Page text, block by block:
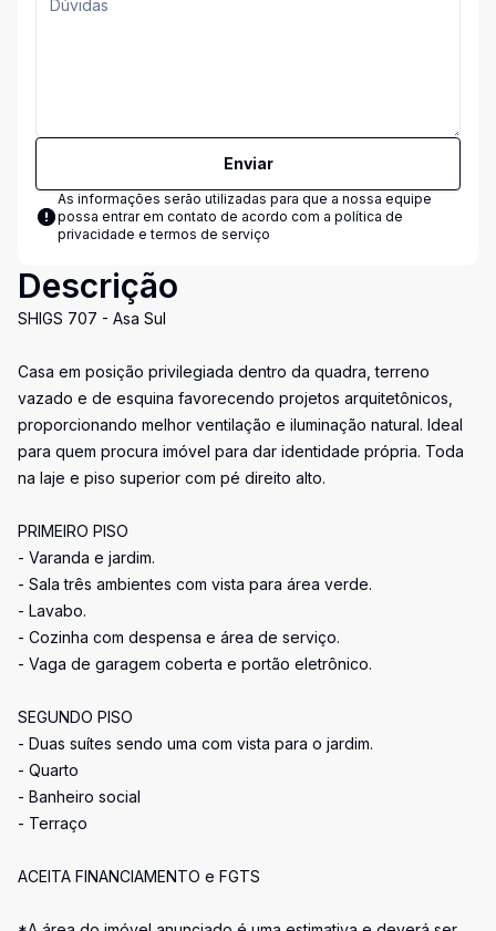
Enviar
As informações serão utilizadas para que a nossa equipe
possa entrar em contato de acordo com a política de
privacidade e termos de serviço
Descrição
SHIGS 707 - Asa Sul
Casa em posição privilegiada dentro da quadra, terreno
vazado e de esquina favorecendo projetos arquitetônicos,
proporcionando melhor ventilação e iluminação natural. Ideal
para quem procura imóvel para dar identidade própria. Toda
na laje e piso superior com pé direito alto.
PRIMEIRO PISO
- Varanda e jardim.
- Sala três ambientes com vista para área verde.
- Lavabo.
- Cozinha com despensa e área de serviço.
- Vaga de garagem coberta e portão eletrônico.
SEGUNDO PISO
- Duas suítes sendo uma com vista para o jardim.
- Quarto
- Banheiro social
- Terraço
ACEITA FINANCIAMENTO e FGTS